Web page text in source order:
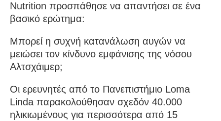
Nutrition προσπάθησε να απαντήσει σε ένα
βασικό ερώτημα:
Μπορεί η συχνή κατανάλωση αυγών να
μειώσει τον κίνδυνο εμφάνισης της νόσου
Αλτσχάιμερ;
Οι ερευνητές από το Πανεπιστήμιο Loma
Linda παρακολούθησαν σχεδόν 40.000
ηλικιωμένους για περισσότερα από 15